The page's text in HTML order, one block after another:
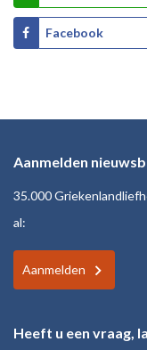
Facebook
Aanmelden
35.000
al:
Aanmelden
Heeft u een vraag,